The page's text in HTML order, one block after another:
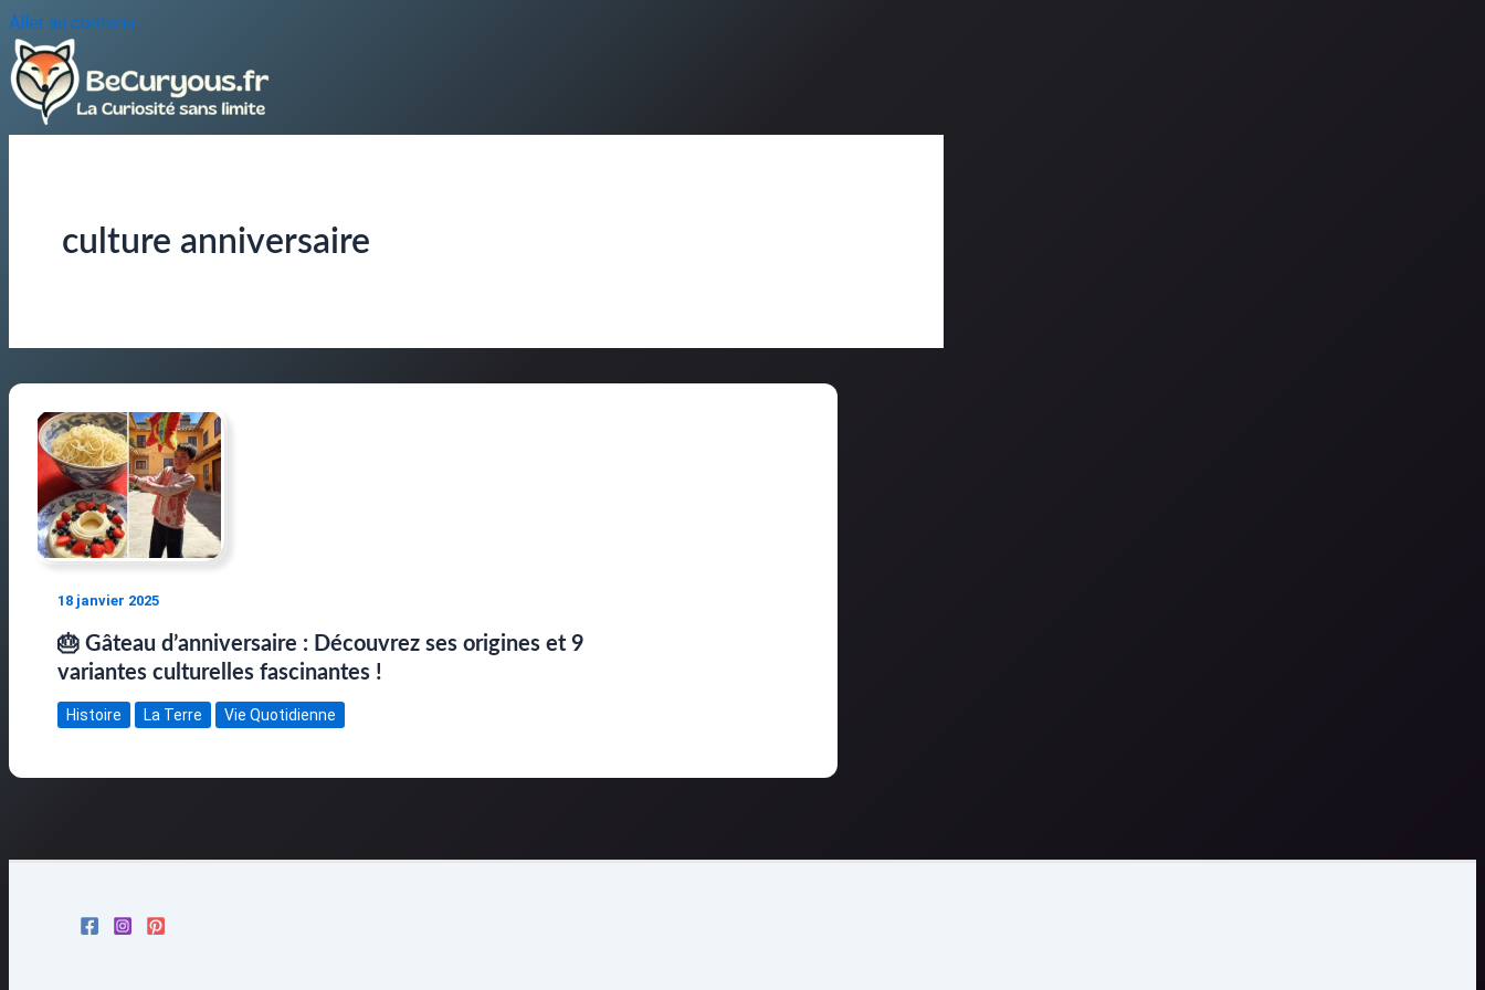
Aller au contenu
culture anniversaire
18 janvier 2025
🎂 Gâteau d’anniversaire : Découvrez ses origines et 9
variantes culturelles fascinantes !
Histoire La Terre Vie Quotidienne